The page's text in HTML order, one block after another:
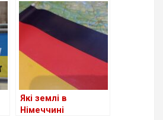
посвідчення водія
Які землі в
Німеччині